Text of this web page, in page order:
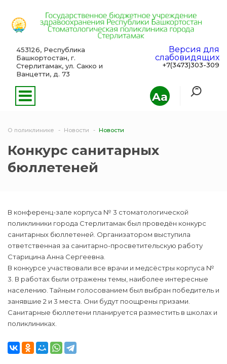
Aa
453126, Республика
Башкортостан, г.
Стерлитамак, ул. Сакко и
Ванцетти, д. 73
Версия для
слабовидящих
+7(3473)303-309
О поликлинике Новости Новости
Конкурс санитарных
бюллетеней
В конференц-зале корпуса № 3 стоматологической
поликлиники города Стерлитамак был проведён конкурс
санитарных бюллетеней. Организатором выступила
ответственная за санитарно-просветительскую работу
Старицина Анна Сергеевна.
В конкурсе участвовали все врачи и медсёстры корпуса №
3. В работах были отражены темы, наиболее интересные
населению. Тайным голосованием был выбран победитель и
занявшие 2 и 3 места. Они будут поощрены призами.
Санитарные бюллетени планируется разместить в школах и
поликлиниках.